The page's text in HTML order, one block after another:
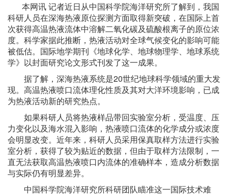
本网讯 记者近日从中国科学院海洋研究所了解到，我国
科研人员在深海热液原位探测方面取得新突破，在国际上首
次获得高温热液流体中溶解二氧化碳及硫酸根离子的原位浓
度。科学家据此推断，热液活动对全球气候变化的影响可能
被低估。国际地学期刊《地球化学、地球物理学、地球系统
学》以封面研究论文形式刊发了这一成果。
据了解，深海热液系统是20世纪地球科学领域的重大发
现。高温热液喷口流体理化性质及其对大洋环境影响，已成
为热液活动新的研究热点。
如果科研人员将热液样品带回实验室分析，受温度、压
力变化以及海水混入影响，热液喷口流体的化学成分或浓度
会明显改变。近年来，科研人员采用保真取样方法进行实验
室分析，获得了较为贴近的数据，但由于取样方法限制，一
直无法获取高温热液喷口内流体的准确样本，造成分析数据
与实际仍有明显差异。
中国科学院海洋研究所科研团队瞄准这一国际技术难